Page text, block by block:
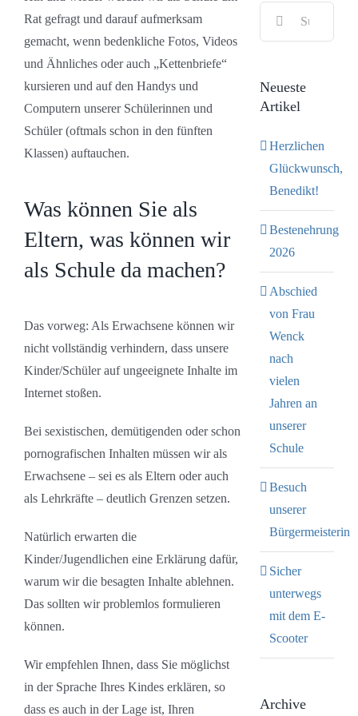
Bild
Rat gefragt und darauf aufmerksam
gemacht, wenn bedenkliche Fotos, Videos
und Ähnliches oder auch „Kettenbriefe“
kursieren und auf den Handys und
Computern unserer Schülerinnen und
Schüler (oftmals schon in den fünften
Klassen) auftauchen.
Was können Sie als
Eltern, was können wir
als Schule da machen?
Das vorweg: Als Erwachsene können wir
nicht vollständig verhindern, dass unsere
Kinder/Schüler auf ungeeignete Inhalte im
Internet stoßen.
Bei sexistischen, demütigenden oder schon
pornografischen Inhalten müssen wir als
Erwachsene – sei es als Eltern oder auch
als Lehrkräfte – deutlich Grenzen setzen.
Natürlich erwarten die
Kinder/Jugendlichen eine Erklärung dafür,
warum wir die besagten Inhalte ablehnen.
Das sollten wir problemlos formulieren
können.
Wir empfehlen Ihnen, dass Sie möglichst
in der Sprache Ihres Kindes erklären, so
dass es auch in der Lage ist, Ihren
Neueste
Artikel
Herzlichen
Glückwunsch,
Benedikt!
Bestenehrung
2026
Abschied
von Frau
Wenck
nach
vielen
Jahren an
unserer
Schule
Besuch
unserer
Bürgermeisterin
Sicher
unterwegs
mit dem E-
Scooter
Archive